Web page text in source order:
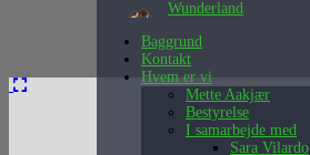
Wunderland
Baggrund
Kontakt
Hvem er vi
Mette Aakjær
Bestyrelse
I samarbejde med
Sara Vilardo